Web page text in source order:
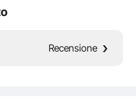
Recensione